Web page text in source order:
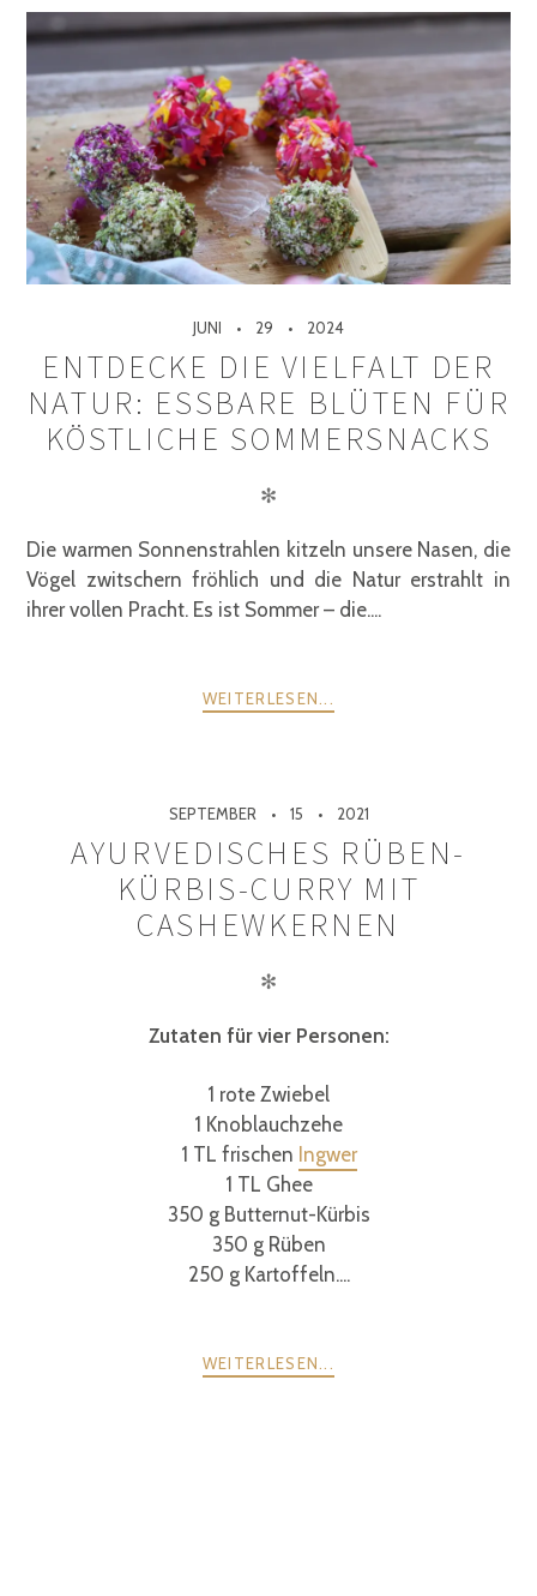
JUNI 29 2024
ENTDECKE DIE VIELFALT DER
NATUR: ESSBARE BLÜTEN FÜR
KÖSTLICHE SOMMERSNACKS
✻
Die warmen Sonnenstrahlen kitzeln unsere Nasen, die
Vögel zwitschern fröhlich und die Natur erstrahlt in
ihrer vollen Pracht. Es ist Sommer – die....
WEITERLESEN...
SEPTEMBER 15 2021
AYURVEDISCHES RÜBEN-
KÜRBIS-CURRY MIT
CASHEWKERNEN
✻
Zutaten für vier Personen:
1 rote Zwiebel
1 Knoblauchzehe
1 TL frischen Ingwer
1 TL Ghee
350 g Butternut-Kürbis
350 g Rüben
250 g Kartoffeln....
WEITERLESEN...